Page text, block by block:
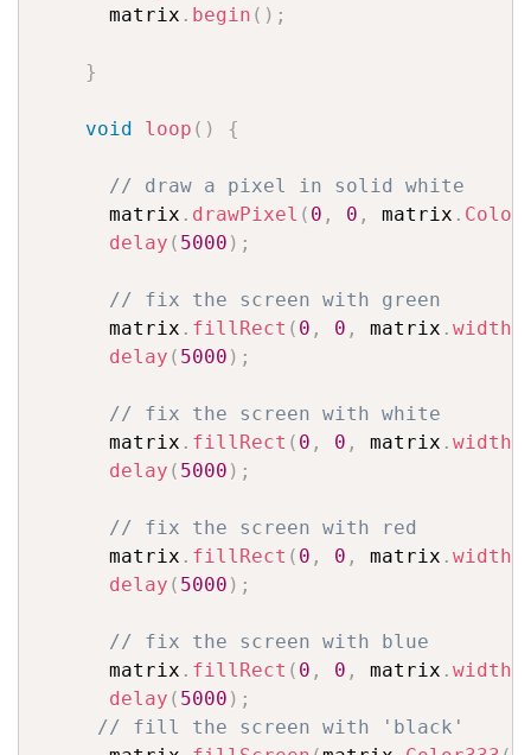
      matrix
. begin ( ) ;
}
void loop ( ) {
// draw a pixel in solid white
      matrix
. drawPixel ( 0 , 0 , matrix .
delay ( 5000 ) ;
// fix the screen with green
      matrix
. fillRect ( 0 , 0 , matrix . width
delay ( 5000 ) ;
// fix the screen with white
      matrix
. fillRect ( 0 , 0 , matrix . width
delay ( 5000 ) ;
// fix the screen with red
      matrix
. fillRect ( 0 , 0 , matrix . width
delay ( 5000 ) ;
// fix the screen with blue
      matrix
. fillRect ( 0 , 0 , matrix . width
delay ( 5000 ) ;
// fill the screen with 'black'